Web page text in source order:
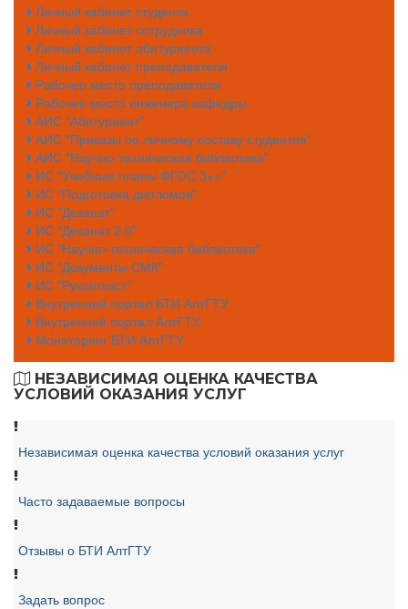
Личный кабинет студента
Личный кабинет сотрудника
Личный кабинет абитуриента
Личный кабинет преподавателя
Рабочее место преподавателя
Рабочее место инженера кафедры
АИС "Абитуриент"
АИС "Приказы по личному составу студентов"
АИС "Научно-техническая библиотека"
ИС "Учебные планы ФГОС 3++"
ИС "Подготовка дипломов"
ИС "Деканат"
ИС "Деканат 2.0"
ИС "Научно-техническая библиотека"
ИС "Документы СМК"
ИС "Руконтекст"
Внутренний портал БТИ АлтГТУ
Внутренний портал АлтГТУ
Мониторинг БТИ АлтГТУ
НЕЗАВИСИМАЯ ОЦЕНКА КАЧЕСТВА
УСЛОВИЙ ОКАЗАНИЯ УСЛУГ
Независимая оценка качества условий оказания услуг
Часто задаваемые вопросы
Отзывы о БТИ АлтГТУ
Задать вопрос